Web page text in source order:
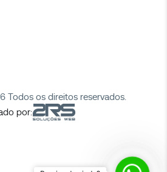
Todos os direitos reservados.
por: